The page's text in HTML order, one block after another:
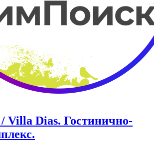
Villa Dias. Гостинично-